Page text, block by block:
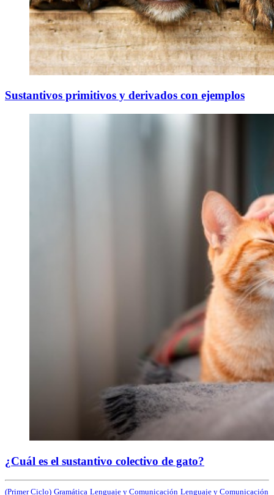
Sustantivos primitivos y derivados con ejemplos
¿Cuál es el sustantivo colectivo de gato?
(Primer Ciclo) Gramática Lenguaje y Comunicación Lenguaje y Comunicación